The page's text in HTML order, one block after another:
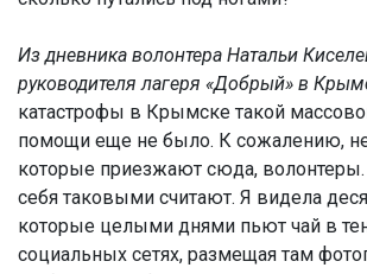
Из дневника волонтера Натальи
руководителя лагеря «Добрый» в
катастрофы в Крымске такой
помощи еще не было. К сожалению,
которые приезжают сюда,
себя таковыми считают. Я видела
которые целыми днями пьют чай в
социальных сетях, размещая там